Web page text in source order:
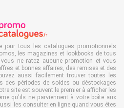
jour tous les catalogues promotionnels
les magazines et lookbooks de tous
ne ratez aucune promotion et vous
et bonnes affaires, des remises et des
aussi facilement trouver toutes les
des périodes de soldes ou déstockages
site est souvent le premier à afficher les
qu'ils ne parviennent à votre boîte aux
les consulter en ligne quand vous êtes